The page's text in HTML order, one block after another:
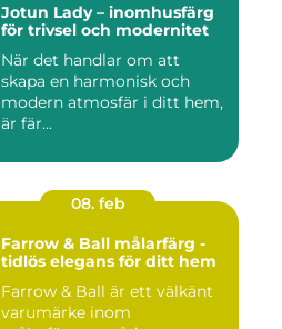
Jotun Lady – inomhusfärg
för trivsel och modernitet
När det handlar om att
skapa en harmonisk och
modern atmosfär i ditt hem,
är fär...
08. feb
Farrow & Ball målarfärg -
tidlös elegans för ditt hem
Farrow & Ball är ett välkänt
varumärke inom